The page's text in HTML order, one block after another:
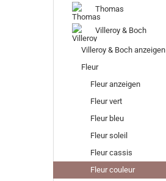
Thomas
Villeroy & Boch
Villeroy & Boch anzeigen
Fleur
Fleur anzeigen
Fleur vert
Fleur bleu
Fleur soleil
Fleur cassis
Fleur couleur